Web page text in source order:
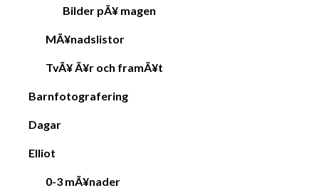
Bilder pÃ¥ magen
MÃ¥nadslistor
TvÃ¥ Ã¥r och framÃ¥t
Barnfotografering
Dagar
Elliot
0-3 mÃ¥nader